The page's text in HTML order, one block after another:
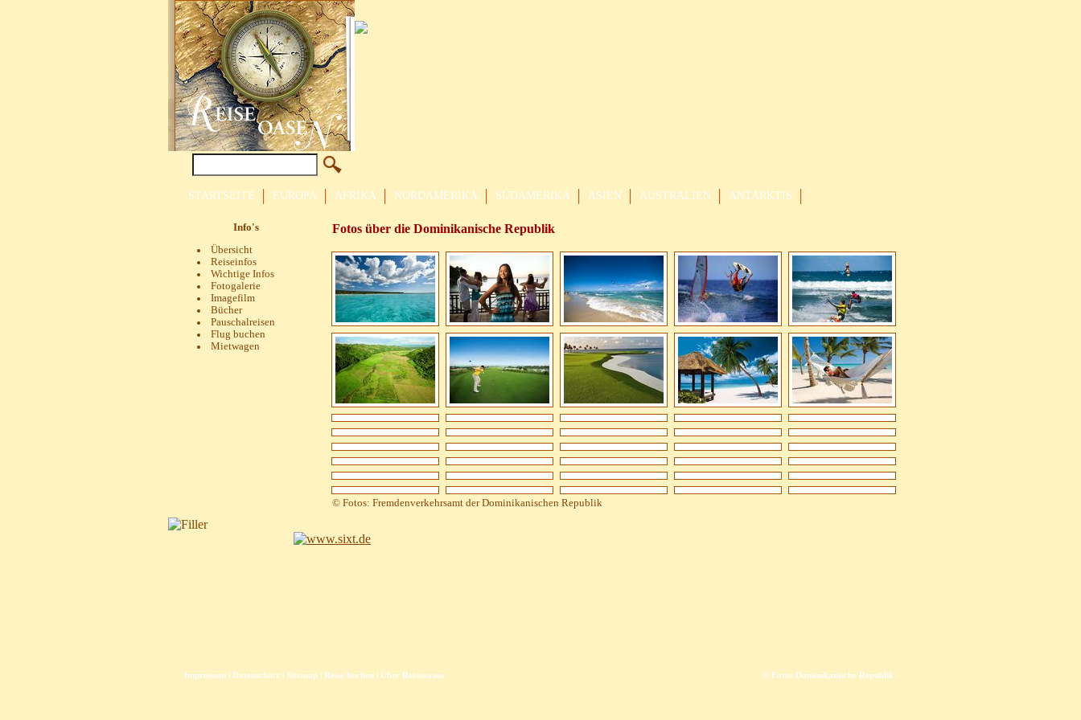
STARTSEITE EUROPA AFRIKA NORDAMERIKA SÜDAMERIKA ASIEN AUSTRALIEN ANTARKTIS
Info's
Übersicht
Reiseinfos
Wichtige Infos
Fotogalerie
Imagefilm
Bücher
Pauschalreisen
Flug buchen
Mietwagen
Fotos über die Dominikanische Republik
© Fotos: Fremdenverkehrsamt der Dominikanischen Republik
Impressum| Datenschutz | Sitemap| Reise buchen| Über Reiseoasen © Fotos Dominikanische Republik